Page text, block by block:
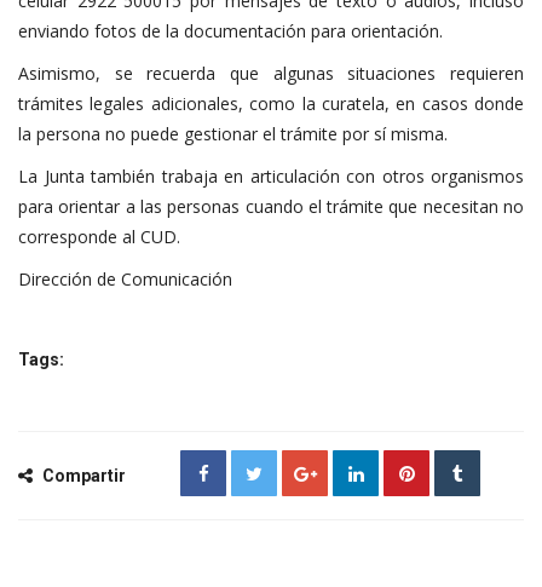
enviando fotos de la documentación para orientación.
Asimismo, se recuerda que algunas situaciones requieren
trámites legales adicionales, como la curatela, en casos donde
la persona no puede gestionar el trámite por sí misma.
La Junta también trabaja en articulación con otros organismos
para orientar a las personas cuando el trámite que necesitan no
corresponde al CUD.
Dirección de Comunicación
Tags:
Compartir